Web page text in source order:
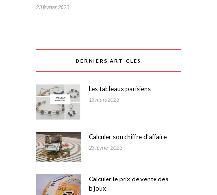
23 février 2023
DERNIERS ARTICLES
Les tableaux parisiens
13 mars 2023
Calculer son chiffre d’affaire
23 février 2023
Calculer le prix de vente des
bijoux